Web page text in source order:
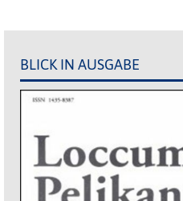
BLICK IN AUSGABE